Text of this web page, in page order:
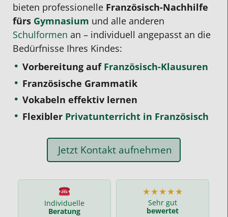
bieten professionelle Französisch-Nachhilfe
fürs Gymnasium und alle anderen
Schulformen an – individuell angepasst an die
Bedürfnisse Ihres Kindes:
Vorbereitung auf Französisch-Klausuren
Französische Grammatik
Vokabeln effektiv lernen
Flexibler Privatunterricht in Französisch
Jetzt Kontakt aufnehmen
Individuelle
Beratung
★★★★★
Sehr gut
bewertet